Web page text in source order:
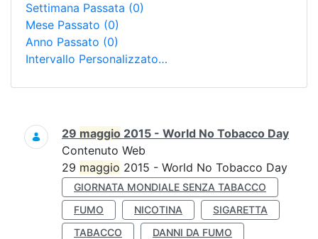
Settimana Passata (0)
Mese Passato (0)
Anno Passato (0)
Intervallo Personalizzato…
Ricerca
29 maggio 2015 - World No Tobacco Day
Contenuto Web
29 maggio 2015 - World No Tobacco Day
GIORNATA MONDIALE SENZA TABACCO
FUMO
NICOTINA
SIGARETTA
TABACCO
DANNI DA FUMO